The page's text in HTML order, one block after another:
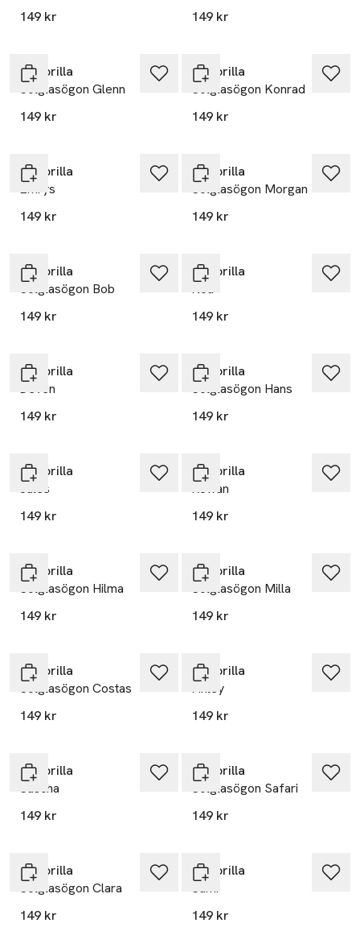
149 kr
149 kr
Minibrilla
Solglasögon Glenn
149 kr
Minibrilla
Solglasögon Konrad
149 kr
Minibrilla
Emrys
149 kr
Minibrilla
Solglasögon Morgan
149 kr
Minibrilla
Solglasögon Bob
149 kr
Minibrilla
Noa
149 kr
Minibrilla
Deven
149 kr
Minibrilla
Solglasögon Hans
149 kr
Minibrilla
Jules
149 kr
Minibrilla
Rowan
149 kr
Minibrilla
Solglasögon Hilma
149 kr
Minibrilla
Solglasögon Milla
149 kr
Minibrilla
Solglasögon Costas
149 kr
Minibrilla
Finley
149 kr
Minibrilla
Sascha
149 kr
Minibrilla
Solglasögon Safari
149 kr
Minibrilla
Solglasögon Clara
149 kr
Minibrilla
Sami
149 kr